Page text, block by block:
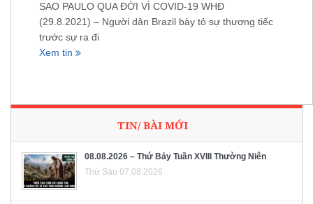
SAO PAULO QUA ĐỜI VÌ COVID-19 WHĐ
(29.8.2021) – Người dân Brazil bày tỏ sự thương tiếc
trước sự ra đi
Xem tin
TIN/ BÀI MỚI
08.08.2026 – Thứ Bảy Tuần XVIII Thường Niên
Thứ Sáu 07.08.2026